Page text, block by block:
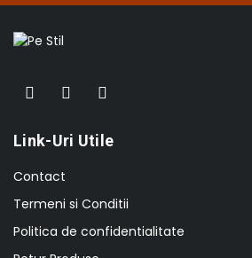
Link-Uri Utile
Contact
Termeni si Conditii
Politica de confidentialitate